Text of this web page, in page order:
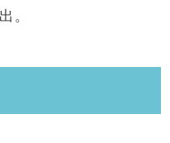
。